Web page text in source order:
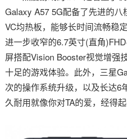
Galaxy A57 5G配备了先进的
VC均热板，能够长时间流畅稳
进一步收窄的6.7英寸(直角
屏搭配Vision Booster视觉增强
十足的游戏体验。此外，三星
次的操作系统升级，以及长达6
久耐用就像你对TA的爱，经得起